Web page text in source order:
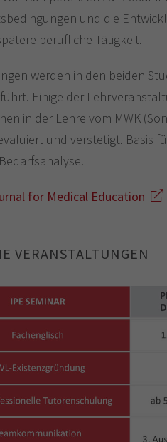
und die
berufliche Tätigkeit.
werden in den beiden
Einige der
in der Lehre vom MWK
und verstetigt. Basis
for Medical Education
VERANSTALTUNGEN